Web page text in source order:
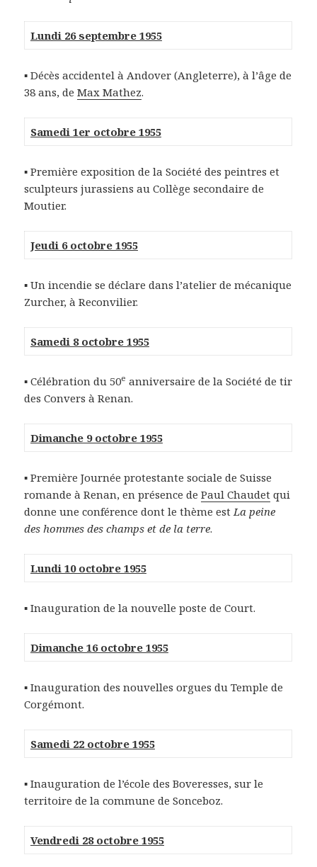
Lundi 26 septembre 1955
▪ Décès accidentel à Andover (Angleterre), à l’âge de
38 ans, deMax Mathez.
Samedi 1er octobre 1955
▪ Première exposition de la Société des peintres et
sculpteurs jurassiens au Collège secondaire de
Moutier.
Jeudi 6 octobre 1955
▪ Un incendie se déclare dans l’atelier de mécanique
Zurcher, à Reconvilier.
Samedi 8 octobre 1955
▪ Célébration du 50e anniversaire de la Société de tir
des Convers à Renan.
Dimanche 9 octobre 1955
▪ Première Journée protestante sociale de Suisse
romande à Renan, en présence dePaul Chaudet qui
donne une conférence dont le thème estLa peine
des hommes des champs et de la terre.
Lundi 10 octobre 1955
▪ Inauguration de la nouvelle poste de Court.
Dimanche 16 octobre 1955
▪ Inauguration des nouvelles orgues du Temple de
Corgémont.
Samedi 22 octobre 1955
▪ Inauguration de l’école des Boveresses, sur le
territoire de la commune de Sonceboz.
Vendredi 28 octobre 1955